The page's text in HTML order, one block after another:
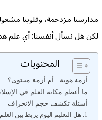
مدارسنا مزدحمة، وقلوبنا
لكن هل نسأل أنفسنا: أي علم
المحتويات
أزمة هوية.. أم أزمة محتوى؟
ما أعظم مكانة العلم في
أسئلة تكشف حجم الانحراف
1. هل التعليم اليوم يربط بين العلم والإيمان؟